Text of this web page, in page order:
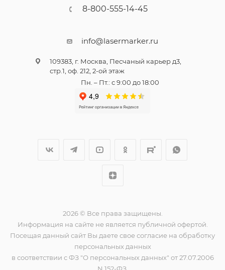
8-800-555-14-45
info@lasermarker.ru
109383, г. Москва, Песчаный карьер д3,
стр.1, оф. 212, 2-ой этаж
Пн. – Пт.: с 9:00 до 18:00
2026 © Все права защищены.
Информация на сайте не является публичной офертой.
Посещая данный сайт Вы даете свое согласие на обработку
персональных данных
в соответствии с ФЗ "О персональных данных" от 27.07.2006